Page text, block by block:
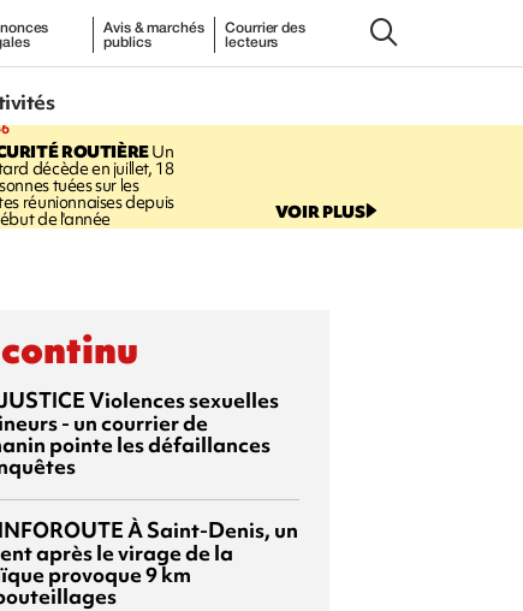
Avis & marchés
publics
Courrier des
lecteurs
ROUTIÈREUn
décède en juillet, 18
tuées sur les
réunionnaises depuis
de l'année VOIR PLUS
Violences sexuelles
- un courrier de
pointe les défaillances
INFOROUTEÀ Saint-Denis, un
après le virage de la
provoque 9 km